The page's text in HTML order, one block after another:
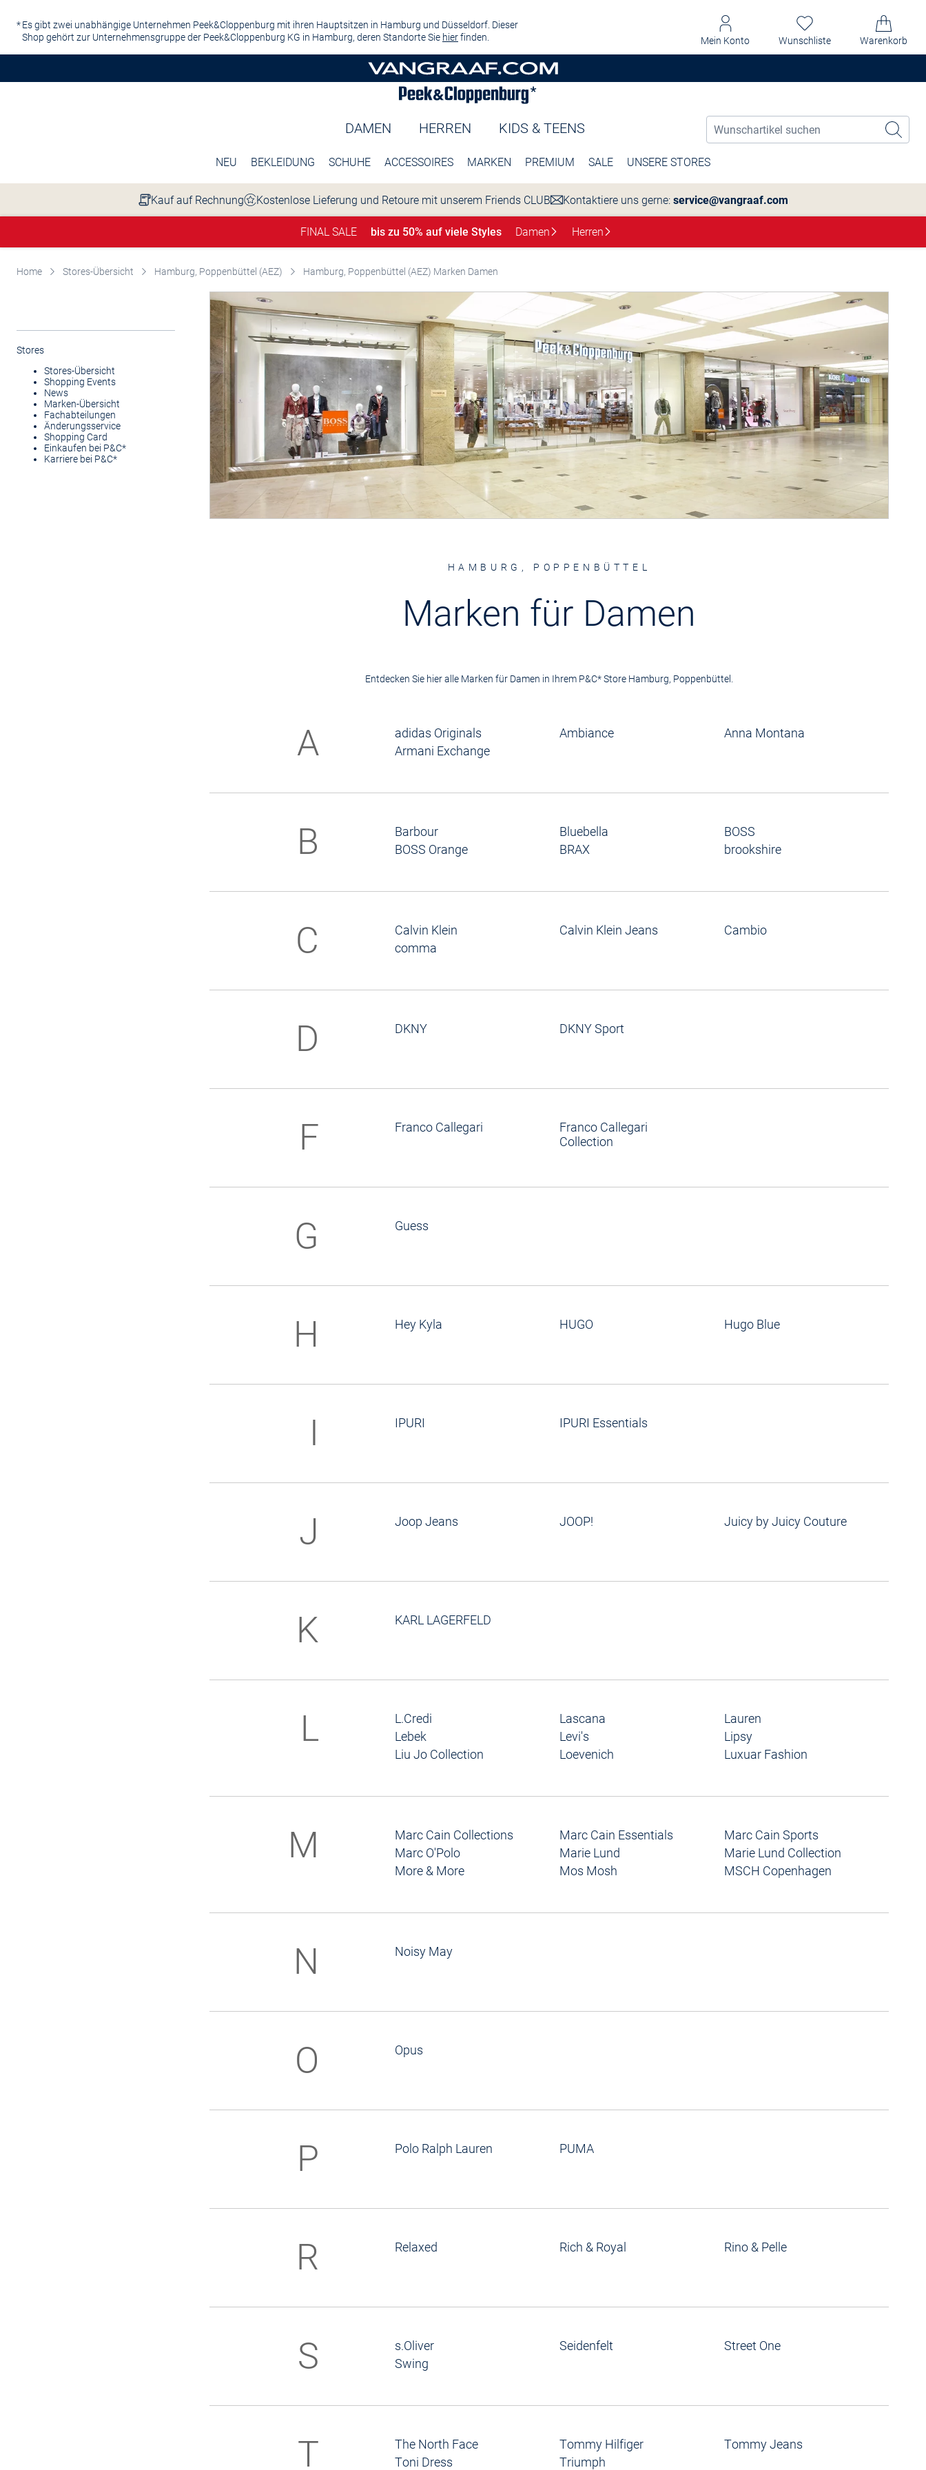
Es gibt zwei unabhängige Unternehmen Peek&Cloppenburg mit ihren Hauptsitzen in Hamburg und Düsseldorf. Dieser
Shop gehört zur Unternehmensgruppe der Peek&Cloppenburg KG in Hamburg, deren Standorte Sie hierfinden. Mein Konto Wunschliste Warenkorb
DAMEN HERREN KIDS & TEENS
NEU BEKLEIDUNG SCHUHE ACCESSOIRES MARKEN PREMIUM SALE UNSERE STORES
Kauf auf Rechnung Kostenlose Lieferung und Retoure mit unserem Friends CLUB Kontaktiere uns gerne: service@vangraaf.com
FINAL SALE bis zu 50% auf viele Styles Damen Herren
Home Stores-Übersicht Hamburg, Poppenbüttel (AEZ) Hamburg, Poppenbüttel (AEZ) Marken Damen
Stores
Stores-Übersicht
Shopping Events
News
Marken-Übersicht
Fachabteilungen
Änderungsservice
Shopping Card
Einkaufen bei P&C*
Karriere bei P&C*
HAMBURG, POPPENBÜTTEL
Marken für Damen
Entdecken Sie hier alle Marken für Damen in Ihrem P&C* Store Hamburg, Poppenbüttel.
A adidas Originals Ambiance
Anna Montana
Armani Exchange
B Barbour Bluebella
BOSS
BOSS Orange
BRAX brookshire
C Calvin Klein Calvin Klein Jeans
Cambio
comma
D DKNY DKNY Sport
F Franco Callegari
Franco Callegari
Collection
G Guess
H Hey Kyla HUGO Hugo Blue
I IPURI IPURI Essentials
J Joop Jeans JOOP! Juicy by Juicy Couture
K KARL LAGERFELD
L L.Credi Lascana
Lauren
Lebek
Levi's
Lipsy
Liu Jo Collection
Loevenich Luxuar Fashion
M Marc Cain Collections Marc Cain Essentials
Marc Cain Sports
Marc O'Polo
Marie Lund
Marie Lund Collection
More & More
Mos Mosh MSCH Copenhagen
N Noisy May
O Opus
P Polo Ralph Lauren PUMA
R Relaxed Rich & Royal Rino & Pelle
S s.Oliver Seidenfelt
Street One
Swing
T The North Face Tommy Hilfiger
Tommy Jeans
Toni Dress
Triumph